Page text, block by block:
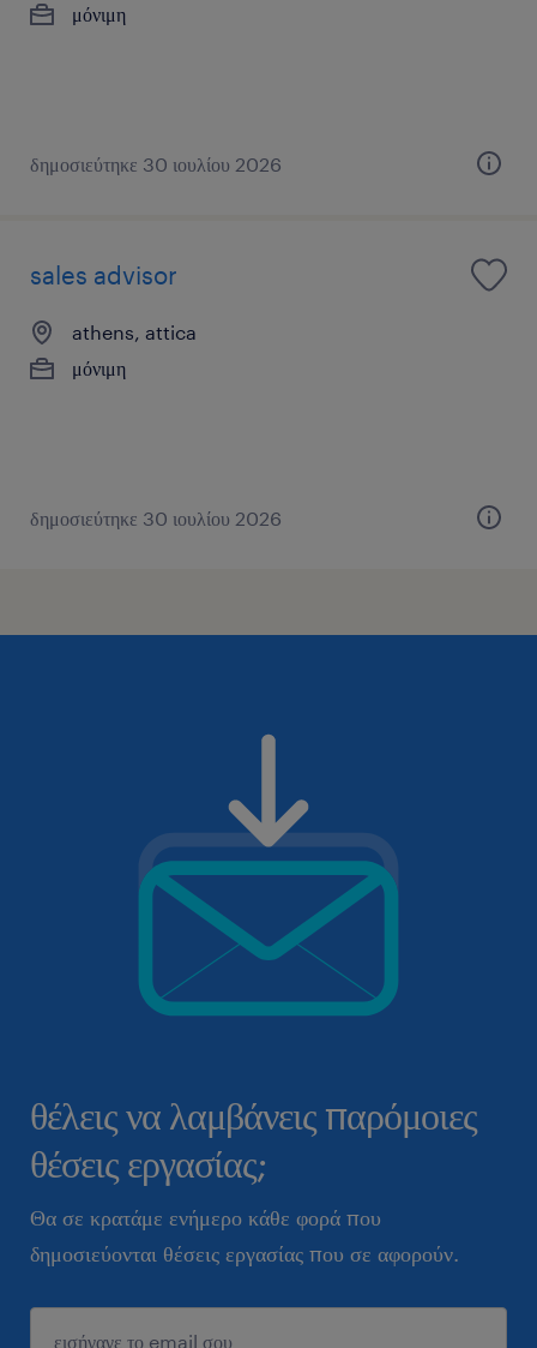
μόνιμη
δημοσιεύτηκε 30 ιουλίου 2026
sales advisor
athens, attica
μόνιμη
δημοσιεύτηκε 30 ιουλίου 2026
θέλεις να λαμβάνεις παρόμοιες
θέσεις εργασίας;
Θα σε κρατάμε ενήμερο κάθε φορά που
δημοσιεύονται θέσεις εργασίας που σε αφορούν.